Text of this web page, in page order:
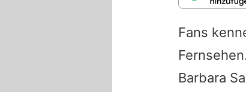
Fans
Barbara